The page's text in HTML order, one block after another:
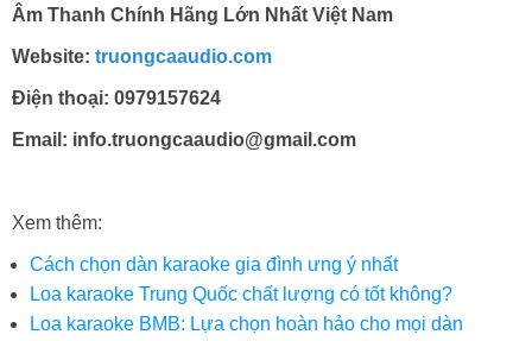
Âm Thanh Chính Hãng Lớn Nhất Việt Nam
Website: truongcaaudio.com
Điện thoại: 0979157624
Email: info.truongcaaudio@gmail.com
Xem thêm:
Cách chọn dàn karaoke gia đình ưng ý nhất
Loa karaoke Trung Quốc chất lượng có tốt không?
Loa karaoke BMB: Lựa chọn hoàn hảo cho mọi dàn